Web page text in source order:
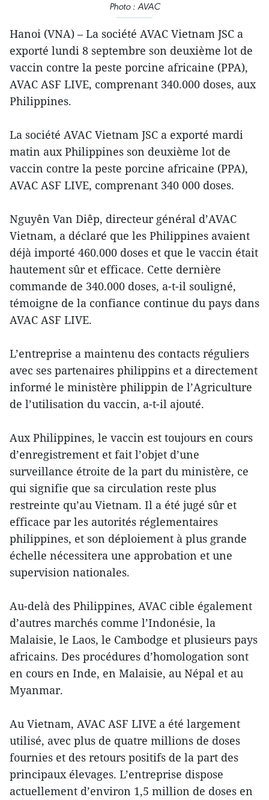
Photo : AVAC
Hanoi (VNA) – La société AVAC Vietnam JSC a
exporté lundi 8 septembre son deuxième lot de
vaccin contre la peste porcine africaine (PPA),
AVAC ASF LIVE, comprenant 340.000 doses, aux
Philippines.
La société AVAC Vietnam JSC a exporté mardi
matin aux Philippines son deuxième lot de
vaccin contre la peste porcine africaine (PPA),
AVAC ASF LIVE, comprenant 340 000 doses.
Nguyên Van Diêp, directeur général d’AVAC
Vietnam, a déclaré que les Philippines avaient
déjà importé 460.000 doses et que le vaccin était
hautement sûr et efficace. Cette dernière
commande de 340.000 doses, a-t-il souligné,
témoigne de la confiance continue du pays dans
AVAC ASF LIVE.
L’entreprise a maintenu des contacts réguliers
avec ses partenaires philippins et a directement
informé le ministère philippin de l’Agriculture
de l’utilisation du vaccin, a-t-il ajouté.
Aux Philippines, le vaccin est toujours en cours
d’enregistrement et fait l’objet d’une
surveillance étroite de la part du ministère, ce
qui signifie que sa circulation reste plus
restreinte qu’au Vietnam. Il a été jugé sûr et
efficace par les autorités réglementaires
philippines, et son déploiement à plus grande
échelle nécessitera une approbation et une
supervision nationales.
Au-delà des Philippines, AVAC cible également
d’autres marchés comme l’Indonésie, la
Malaisie, le Laos, le Cambodge et plusieurs pays
africains. Des procédures d’homologation sont
en cours en Inde, en Malaisie, au Népal et au
Myanmar.
Au Vietnam, AVAC ASF LIVE a été largement
utilisé, avec plus de quatre millions de doses
fournies et des retours positifs de la part des
principaux élevages. L’entreprise dispose
actuellement d’environ 1,5 million de doses en